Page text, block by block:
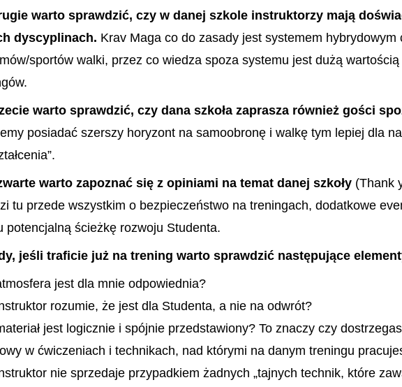
warto sprawdzić, czy w danej szkole instruktorzy mają
dyscyplinach. Krav Maga co do zasady jest systemem hybrydowym
sportów walki, przez co wiedza spoza systemu jest dużą
warto sprawdzić, czy dana szkoła zaprasza również gości
posiadać szerszy horyzont na samoobronę i walkę tym lepiej dla
warto zapoznać się z opiniami na temat danej szkoły (Thank
tu przede wszystkim o bezpieczeństwo na treningach, dodatkowe
potencjalną ścieżkę rozwoju Studenta.
jeśli traficie już na trening warto sprawdzić następujące
jest dla mnie odpowiednia?
rozumie, że jest dla Studenta, a nie na odwrót?
jest logicznie i spójnie przedstawiony? To znaczy czy
w ćwiczeniach i technikach, nad którymi na danym treningu
nie sprzedaje przypadkiem żadnych „tajnych technik, które